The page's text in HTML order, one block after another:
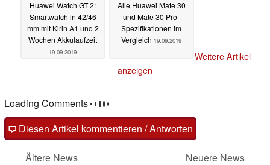
Huawei Watch GT 2:
Smartwatch in 42/46
mm mit Kirin A1 und 2
Wochen Akkulaufzeit
19.09.2019
Alle Huawei Mate 30
und Mate 30 Pro-
Spezifikationen im
Vergleich 19.09.2019
Weitere Artikel
anzeigen
Loading Comments
Diesen Artikel kommentieren / Antworten
Ältere News
Neuere News